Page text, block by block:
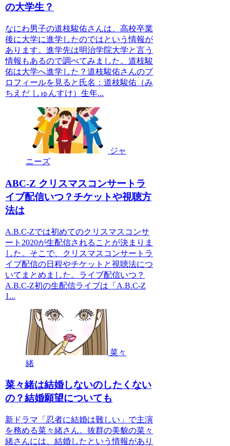
の大学生？
なにわ男子の道枝駿佑さんは、高校卒業
後に大学に進学したのではという情報が
あります。進学先は明治学院大学と言う
情報もあるので調べてみました。道枝駿
佑は大学へ進学した？道枝駿佑さんのプ
ロフィールを見ると氏名：道枝駿佑（み
ちえだ しゅんすけ）生年...
ジャ
ニーズ
ABC-Z クリスマスコンサートラ
イブ配信いつ？チケットや視聴方
法は
A.B.C-Zでは初めてのクリスマスコンサ
ート2020が生配信されることが決まりま
した。そこで、クリスマスコンサートラ
イブ配信の日程やチケットと視聴法につ
いてまとめました。ライブ配信いつ？
A.B.C-Z初の生配信ライブは「A.B.C-Z
1...
菜々
緒
菜々緒は結婚しないのしたくない
の？結婚願望についても
新ドラマ「忍者に結婚は難しい」で主演
を務める菜々緒さん。抜群の美貌の菜々
緒さんには、結婚したという情報があり